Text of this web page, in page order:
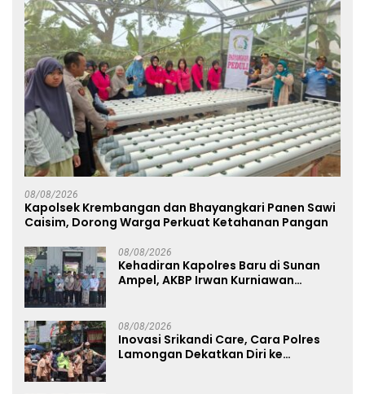
08/08/2026
Kapolsek Krembangan dan Bhayangkari Panen Sawi
Caisim, Dorong Warga Perkuat Ketahanan Pangan
08/08/2026
Kehadiran Kapolres Baru di Sunan
Ampel, AKBP Irwan Kurniawan
08/08/2026
Inovasi Srikandi Care, Cara Polres
Lamongan Dekatkan Diri ke